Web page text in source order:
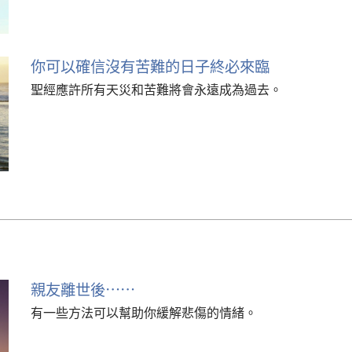
你可以確信沒有苦難的日子終必來臨
聖經應許所有天災和苦難將會永遠成為過去。
親友離世後……
有一些方法可以幫助你緩解悲傷的情緒。